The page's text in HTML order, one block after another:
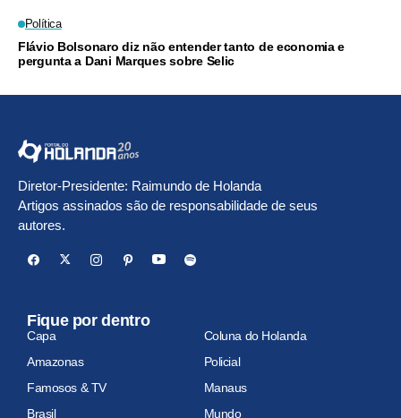
Política
Flávio Bolsonaro diz não entender tanto de economia e
pergunta a Dani Marques sobre Selic
Diretor-Presidente: Raimundo de Holanda
Artigos assinados são de responsabilidade de seus
autores.
Fique por dentro
Capa
Coluna do Holanda
Amazonas
Policial
Famosos & TV
Manaus
Brasil
Mundo